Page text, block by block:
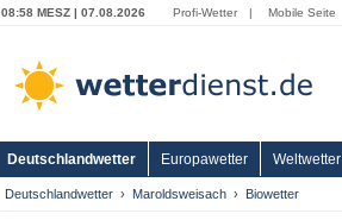
08:58 MESZ | 07.08.2026 Profi-Wetter | Mobile Seite
Deutschlandwetter Europawetter Weltwetter
Deutschlandwetter Maroldsweisach Biowetter